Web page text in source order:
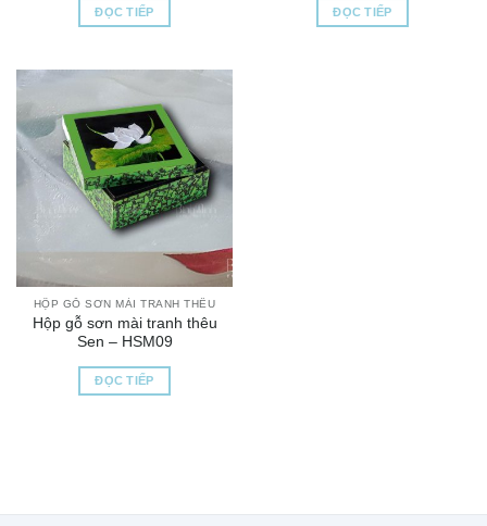
ĐỌC TIẾP ĐỌC TIẾP
HỘP GỖ SƠN MÀI TRANH THÊU
Hộp gỗ sơn mài tranh thêu
Sen – HSM09
ĐỌC TIẾP